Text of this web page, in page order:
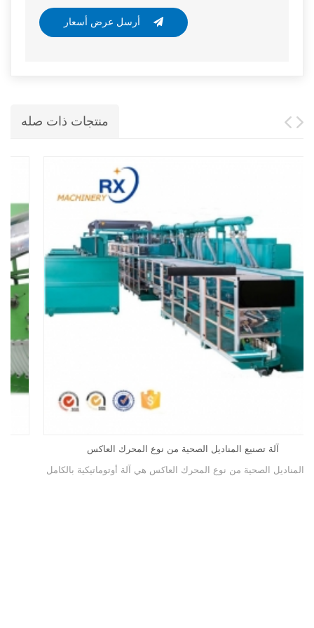
منتجات ذات صله
آلة تصنيع المناديل الصحية من نوع المحرك العاكس
آلة المناديل الصحية من نوع المحرك العاكس هي آلة أوتوماتيكية بالكامل.